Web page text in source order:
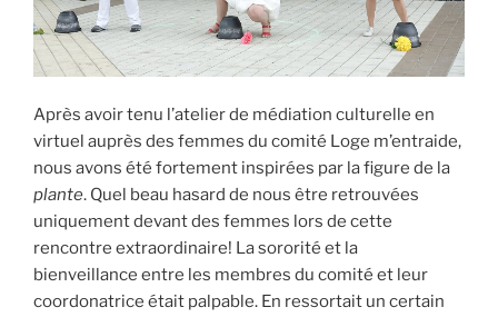
Après avoir tenu l’atelier de médiation culturelle en
virtuel auprès des femmes du comité Loge m’entraide,
nous avons été fortement inspirées par la figure de la
plante. Quel beau hasard de nous être retrouvées
uniquement devant des femmes lors de cette
rencontre extraordinaire! La sororité et la
bienveillance entre les membres du comité et leur
coordonatrice était palpable. En ressortait un certain